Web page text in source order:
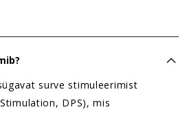
surve stimuleerimist
DPS), mis